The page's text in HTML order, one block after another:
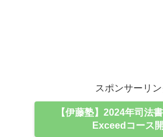
スポンサーリン
【伊藤塾】2024年司法
Exceedコース